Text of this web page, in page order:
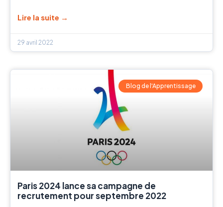
Lire la suite →
29 avril 2022
Blog de l'Apprentissage
Paris 2024 lance sa campagne de
recrutement pour septembre 2022